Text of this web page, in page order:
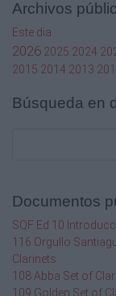
Archivos
Este dia
2026 2025 2024
2015 2014 2013
Búsqueda en
Documentos
SQF Ed 10
116 Orgullo
Clarinets
108 Abba Set of
109 Golden Set of